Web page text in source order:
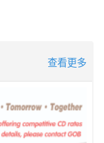
查看更多